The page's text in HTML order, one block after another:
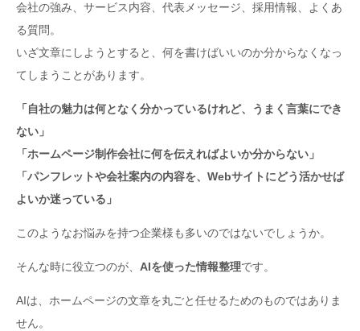
会社の強み、サービス内容、代表メッセージ、採用情報、よくあ
る質問。
いざ文章にしようとすると、何を書けばいいのか分からなくなっ
てしまうことがあります。
「自社の魅力は何となく分かっているけれど、うまく言葉にでき
ない」
「ホームページ制作会社に何を伝えればよいか分からない」
「パンフレットや会社案内の内容を、Webサイトにどう活かせば
よいか迷っている」
このようなお悩みを持つ企業様も多いのではないでしょうか。
そんな時に役立つのが、 AIを使った情報整理です。
AIは、ホームページの文章を丸ごと任せるためのものではありま
せん。